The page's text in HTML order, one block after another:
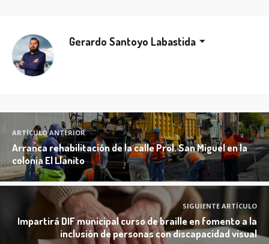
Gerardo Santoyo Labastida
ARTÍCULO ANTERIOR
Arranca rehabilitación de la calle Prol. San Miguel en la
colonia El Llanito
SIGUIENTE ARTÍCULO
Impartirá DIF municipal curso de braille en fomento a la
inclusión de personas con discapacidad visual